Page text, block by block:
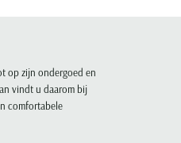
op zijn ondergoed en
vindt u daarom bij
comfortabele